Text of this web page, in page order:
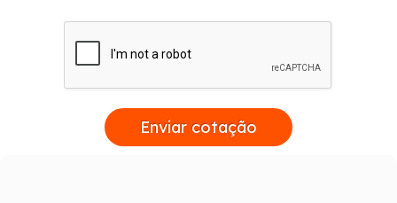
Enviar cotação